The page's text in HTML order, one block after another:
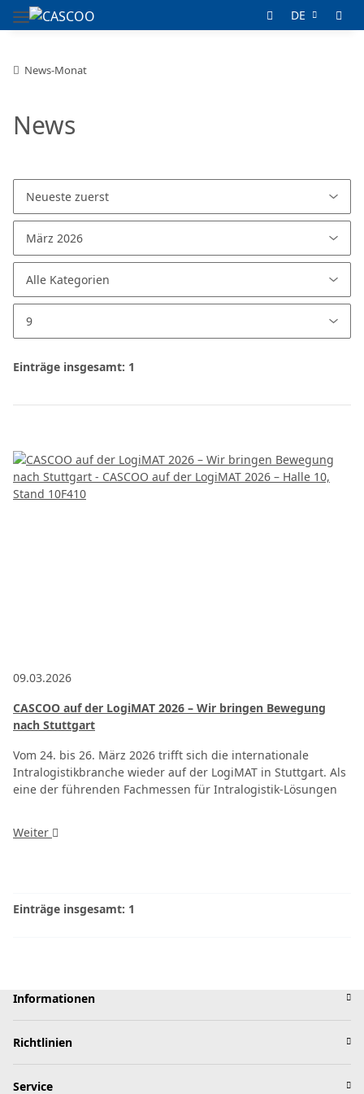
DE
News-Monat
News
Einträge insgesamt: 1
09.03.2026
CASCOO auf der LogiMAT 2026 – Wir bringen Bewegung
nach Stuttgart
Vom 24. bis 26. März 2026 trifft sich die internationale
Intralogistikbranche wieder auf der LogiMAT in Stuttgart. Als
eine der führenden Fachmessen für Intralogistik-Lösungen
Weiter
Einträge insgesamt: 1
Informationen
Richtlinien
Service